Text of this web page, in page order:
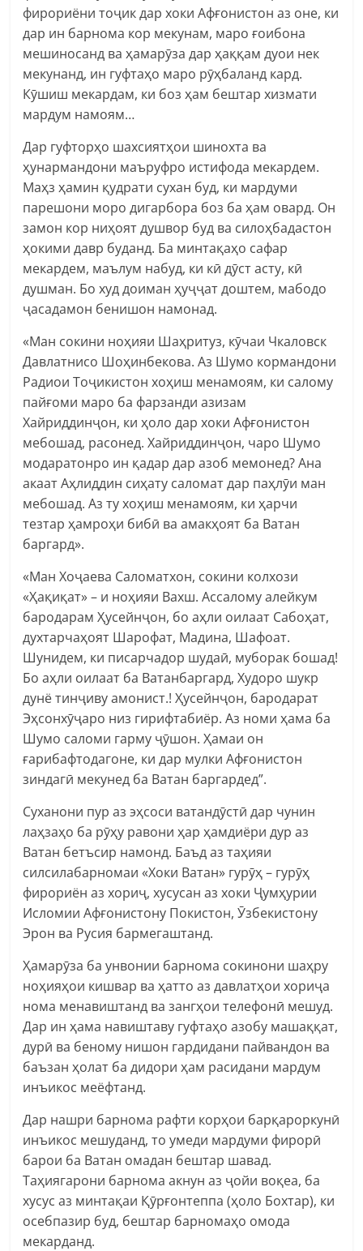
фирориёни тоҷик дар хоки Афғонистон аз оне, ки
дар ин барнома кор мекунам, маро ғоибона
мешиносанд ва ҳамарӯза дар ҳаққам дуои нек
мекунанд, ин гуфтаҳо маро рӯҳбаланд кард.
Кӯшиш мекардам, ки боз ҳам бештар хизмати
мардум намоям…
Дар гуфторҳо шахсиятҳои шинохта ва
ҳунармандони маъруфро истифода мекардем.
Маҳз ҳамин қудрати сухан буд, ки мардуми
парешони моро дигарбора боз ба ҳам овард. Он
замон кор ниҳоят душвор буд ва силоҳбадастон
ҳокими давр буданд. Ба минтақаҳо сафар
мекардем, маълум набуд, ки кӣ дӯст асту, кӣ
душман. Бо худ доиман ҳуҷҷат доштем, мабодо
ҷасадамон бенишон намонад.
«Ман сокини ноҳияи Шаҳритуз, кӯчаи Чкаловск
Давлатнисо Шоҳинбекова. Аз Шумо кормандони
Радиои Тоҷикистон хоҳиш менамоям, ки салому
пайғоми маро ба фарзанди азизам
Хайриддинҷон, ки ҳоло дар хоки Афғонистон
мебошад, расонед. Хайриддинҷон, чаро Шумо
модаратонро ин қадар дар азоб мемонед? Ана
акаат Аҳлиддин сиҳату саломат дар паҳлӯи ман
мебошад. Аз ту хоҳиш менамоям, ки ҳарчи
тезтар ҳамроҳи бибӣ ва амакҳоят ба Ватан
баргард».
«Ман Хоҷаева Саломатхон, сокини колхози
«Ҳақиқат» – и ноҳияи Вахш. Ассалому алейкум
бародарам Ҳусейнҷон, бо аҳли оилаат Сабоҳат,
духтарчаҳоят Шарофат, Мадина, Шафоат.
Шунидем, ки писарчадор шудаӣ, муборак бошад!
Бо аҳли оилаат ба Ватанбаргард, Худоро шукр
дунё тинҷиву амонист.! Ҳусейнҷон, бародарат
Эҳсонхӯҷаро низ гирифтабиёр. Аз номи ҳама ба
Шумо саломи гарму ҷӯшон. Ҳамаи он
ғарибафтодагоне, ки дар мулки Афғонистон
зиндагӣ мекунед ба Ватан баргардед”.
Суханони пур аз эҳсоси ватандӯстӣ дар чунин
лаҳзаҳо ба рӯҳу равони ҳар ҳамдиёри дур аз
Ватан бетъсир намонд. Баъд аз таҳияи
силсилабарномаи «Хоки Ватан» гурӯҳ – гурӯҳ
фирориён аз хориҷ, хусусан аз хоки Ҷумҳурии
Исломии Афғонистону Покистон, Ӯзбекистону
Эрон ва Русия бармегаштанд.
Ҳамарӯза ба унвонии барнома сокинони шаҳру
ноҳияҳои кишвар ва ҳатто аз давлатҳои хориҷа
нома менавиштанд ва зангҳои телефонӣ мешуд.
Дар ин ҳама навиштаву гуфтаҳо азобу машаққат,
дурӣ ва беному нишон гардидани пайвандон ва
баъзан ҳолат ба дидори ҳам расидани мардум
инъикос меёфтанд.
Дар нашри барнома рафти корҳои барқароркунӣ
инъикос мешуданд, то умеди мардуми фирорӣ
барои ба Ватан омадан бештар шавад.
Таҳиягарони барнома акнун аз ҷойи воқеа, ба
хусус аз минтақаи Қӯрғонтеппа (ҳоло Бохтар), ки
осебпазир буд, бештар барномаҳо омода
мекарданд.